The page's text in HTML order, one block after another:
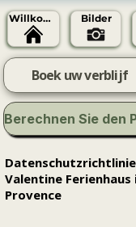
Willkommen Bilder
Boek uw verblijf
Valentine Ferienhaus
Provence